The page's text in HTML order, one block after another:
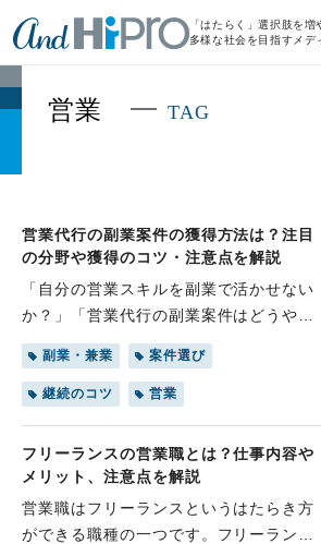
「はたらく」選択肢を増
多様な社会を目指すメデ
営業 TAG
営業代行の副業案件の獲得方法は？注目
の分野や獲得のコツ・注意点を解説
「自分の営業スキルを副業で活かせない
か？」「営業代行の副業案件はどうやっ
て探せばいいのだろう？」本業の営業経
験を活かし、さらなるキャリアアップを
目指したいと考える人は多いのではない
門性が求められる一方で、大きな可能性
を秘めています。本記事では、営業代行
の副業案件の獲得方法を解説します。注
目されている分野や継続的に案件を得る
副業・兼業 案件選び
継続のコツ 営業
フリーランスの営業職とは？仕事内容や
メリット、注意点を解説
営業職はフリーランスというはたらき方
ができる職種の一つです。フリーランス